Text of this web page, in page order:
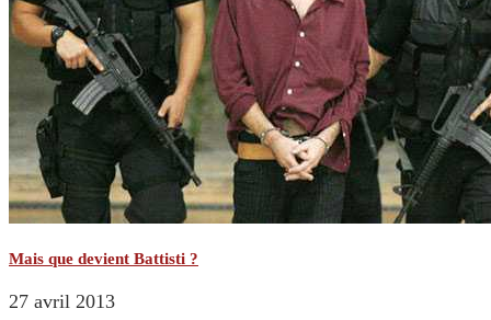
Mais que devient Battisti ?
27 avril 2013